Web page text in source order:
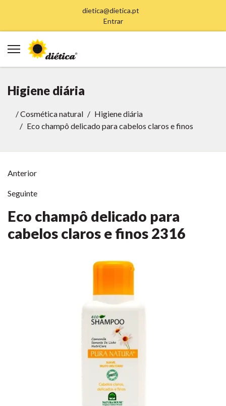
dietica@dietica.pt
Entrar
Higiene diária
/Cosmética natural
Higiene diária
Eco champô delicado para cabelos claros e finos
Anterior
Seguinte
Eco champô delicado para
cabelos claros e finos 2316